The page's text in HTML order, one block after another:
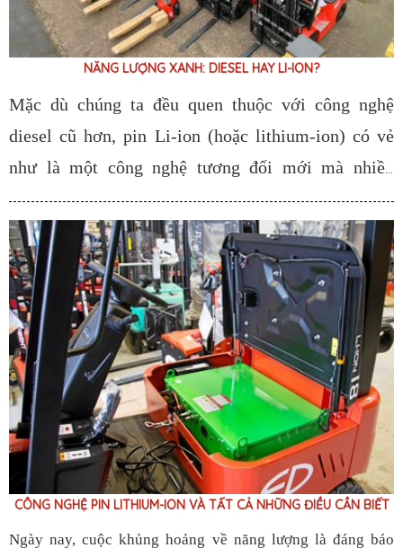
NĂNG LƯỢNG XANH: DIESEL HAY LI-ION?
Mặc dù chúng ta đều quen thuộc với công nghệ
diesel cũ hơn, pin Li-ion (hoặc lithium-ion) có vẻ
như là một công nghệ tương đối mới mà nhiều
người trong chúng ta có thể ít kinh nghiệm hoặc ít
quen thuộc hơn. Pin Li-ion được hình thành lần đầu
tiên vào những năm 1970 và được sử dụng thương
mại khá rộng rãi kể từ những năm 1990.
CÔNG NGHỆ PIN LITHIUM-ION VÀ TẤT CẢ NHỮNG ĐIỀU CẦN BIẾT
Ngày nay, cuộc khủng hoảng về năng lượng là đáng báo